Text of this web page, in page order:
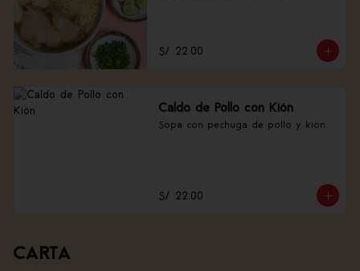
S/ 22.00
Caldo de Pollo con Kión
Sopa con pechuga de pollo y kión.
S/ 22.00
CARTA